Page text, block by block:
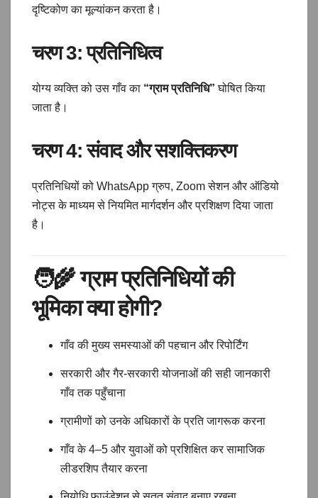
दृष्टिकोण का मूल्यांकन करता है।
चरण 3:प्रतिनिधित्व
योग्य व्यक्ति को उस गाँव का “ग्राम प्रतिनिधि” घोषित किया
जाता है।
चरण 4:संवाद और सशक्तिकरण
प्रतिनिधियों को WhatsApp ग्रुप, Zoom सेशन और ऑडियो
नोट्स के माध्यम से नियमित मार्गदर्शन और प्रशिक्षण दिया जाता
है।
🧑🌾ग्राम प्रतिनिधियों की
भूमिका क्या होगी?
गाँव की मुख्य समस्याओं की पहचान और रिपोर्टिंग
सरकारी और गैर-सरकारी योजनाओं की सही जानकारी
गाँव तक पहुँचाना
ग्रामीणों को उनके अधिकारों के प्रति जागरूक करना
गाँव के 4–5 और युवाओं को प्रशिक्षित कर सामाजिक
लीडरशिप तैयार करना